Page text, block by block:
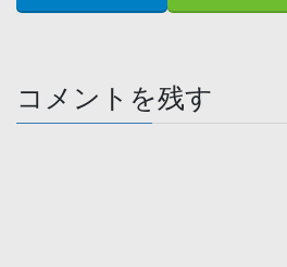
コメントを残す